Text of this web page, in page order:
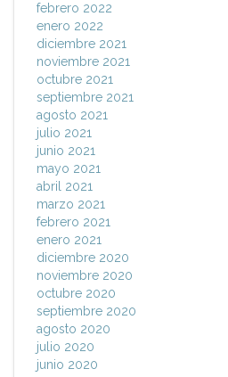
febrero 2022
enero 2022
diciembre 2021
noviembre 2021
octubre 2021
septiembre 2021
agosto 2021
julio 2021
junio 2021
mayo 2021
abril 2021
marzo 2021
febrero 2021
enero 2021
diciembre 2020
noviembre 2020
octubre 2020
septiembre 2020
agosto 2020
julio 2020
junio 2020